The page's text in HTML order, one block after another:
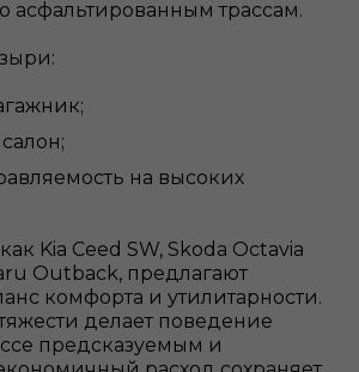
асфальтированным трассам.
на высоких
Kia Ceed SW, Skoda Octavia
Outback, предлагают
комфорта и утилитарности.
делает поведение
предсказуемым и